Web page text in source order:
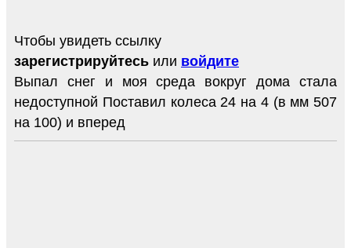
Чтобы увидеть ссылку
зарегистрируйтесь или войдите
Выпал снег и моя среда вокруг дома стала
недоступной Поставил колеса 24 на 4 (в мм 507
на 100) и вперед